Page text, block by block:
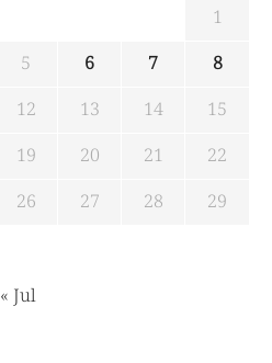
1
5 6 7
8
12 13 14
15
19 20 21
22
26 27 28
29
« Jul